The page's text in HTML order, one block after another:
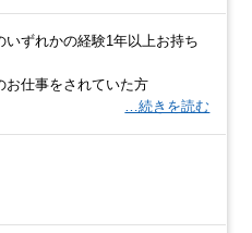
ずれかの経験1年以上お持ち
仕事をされていた方
…続きを読む